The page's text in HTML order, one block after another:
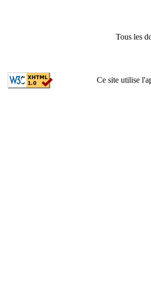
Tous les
Ce site utilise